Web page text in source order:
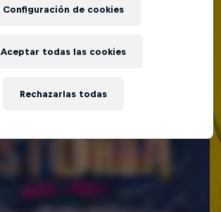
Configuración de cookies
Rechazarlas todas
Aceptar todas las cookies